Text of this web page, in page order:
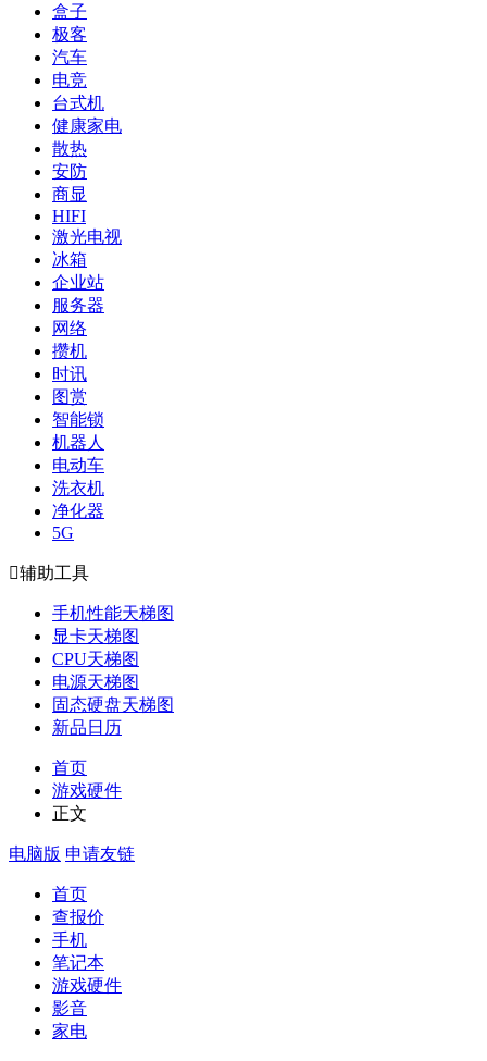
盒子
极客
汽车
电竞
台式机
健康家电
散热
安防
商显
HIFI
激光电视
冰箱
企业站
服务器
网络
攒机
时讯
图赏
智能锁
机器人
电动车
洗衣机
净化器
5G
辅助工具
手机性能天梯图
显卡天梯图
CPU天梯图
电源天梯图
固态硬盘天梯图
新品日历
首页
游戏硬件
正文
电脑版 申请友链
首页
查报价
手机
笔记本
游戏硬件
影音
家电